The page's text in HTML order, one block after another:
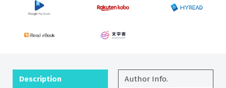
Description Author Info.